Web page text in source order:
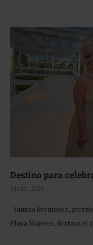
Destino para
3 julio, 2026
Yamina Bermúdez,
Playa Mujeres, destaca